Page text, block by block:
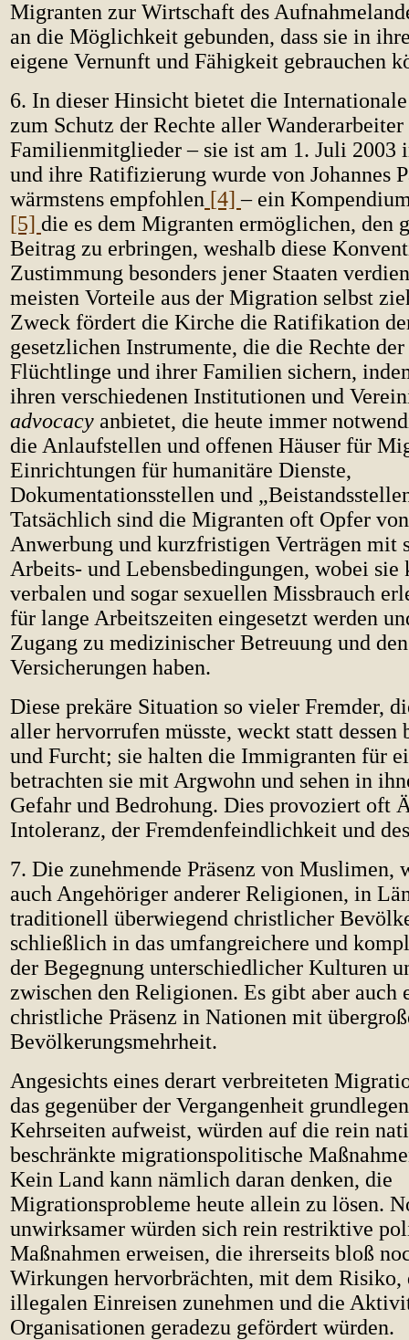
Migranten zur Wirtschaft des
an die Möglichkeit gebunden, dass sie in
eigene Vernunft und Fähigkeit gebrauchen
6. In dieser Hinsicht bietet die
zum Schutz der Rechte aller
Familienmitglieder – sie ist am 1. Juli 2003
und ihre Ratifizierung wurde von Johannes
wärmstens empfohlen [4]– ein
[5] die es dem Migranten ermöglichen, den
Beitrag zu erbringen, weshalb diese
Zustimmung besonders jener Staaten
meisten Vorteile aus der Migration selbst
Zweck fördert die Kirche die Ratifikation
gesetzlichen Instrumente, die die Rechte
Flüchtlinge und ihrer Familien sichern,
ihren verschiedenen Institutionen und
advocacy anbietet, die heute immer
die Anlaufstellen und offenen Häuser für
Einrichtungen für humanitäre Dienste,
Dokumentationsstellen und
Tatsächlich sind die Migranten oft Opfer
Anwerbung und kurzfristigen Verträgen mit
Arbeits- und Lebensbedingungen, wobei sie
verbalen und sogar sexuellen Missbrauch
für lange Arbeitszeiten eingesetzt werden
Zugang zu medizinischer Betreuung und
Versicherungen haben.
Diese prekäre Situation so vieler Fremder,
aller hervorrufen müsste, weckt statt dessen
und Furcht; sie halten die Immigranten für
betrachten sie mit Argwohn und sehen in
Gefahr und Bedrohung. Dies provoziert oft
Intoleranz, der Fremdenfeindlichkeit und
7. Die zunehmende Präsenz von Muslimen,
auch Angehöriger anderer Religionen, in
traditionell überwiegend christlicher
schließlich in das umfangreichere und
der Begegnung unterschiedlicher Kulturen
zwischen den Religionen. Es gibt aber auch
christliche Präsenz in Nationen mit
Bevölkerungsmehrheit.
Angesichts eines derart verbreiteten
das gegenüber der Vergangenheit
Kehrseiten aufweist, würden auf die rein
beschränkte migrationspolitische
Kein Land kann nämlich daran denken, die
Migrationsprobleme heute allein zu lösen.
unwirksamer würden sich rein restriktive
Maßnahmen erweisen, die ihrerseits bloß
Wirkungen hervorbrächten, mit dem Risiko,
illegalen Einreisen zunehmen und die
Organisationen geradezu gefördert würden.